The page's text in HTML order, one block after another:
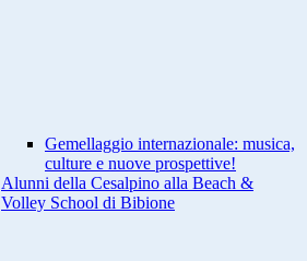
Gemellaggio internazionale: musica,
culture e nuove prospettive!
Alunni della Cesalpino alla Beach &
Volley School di Bibione